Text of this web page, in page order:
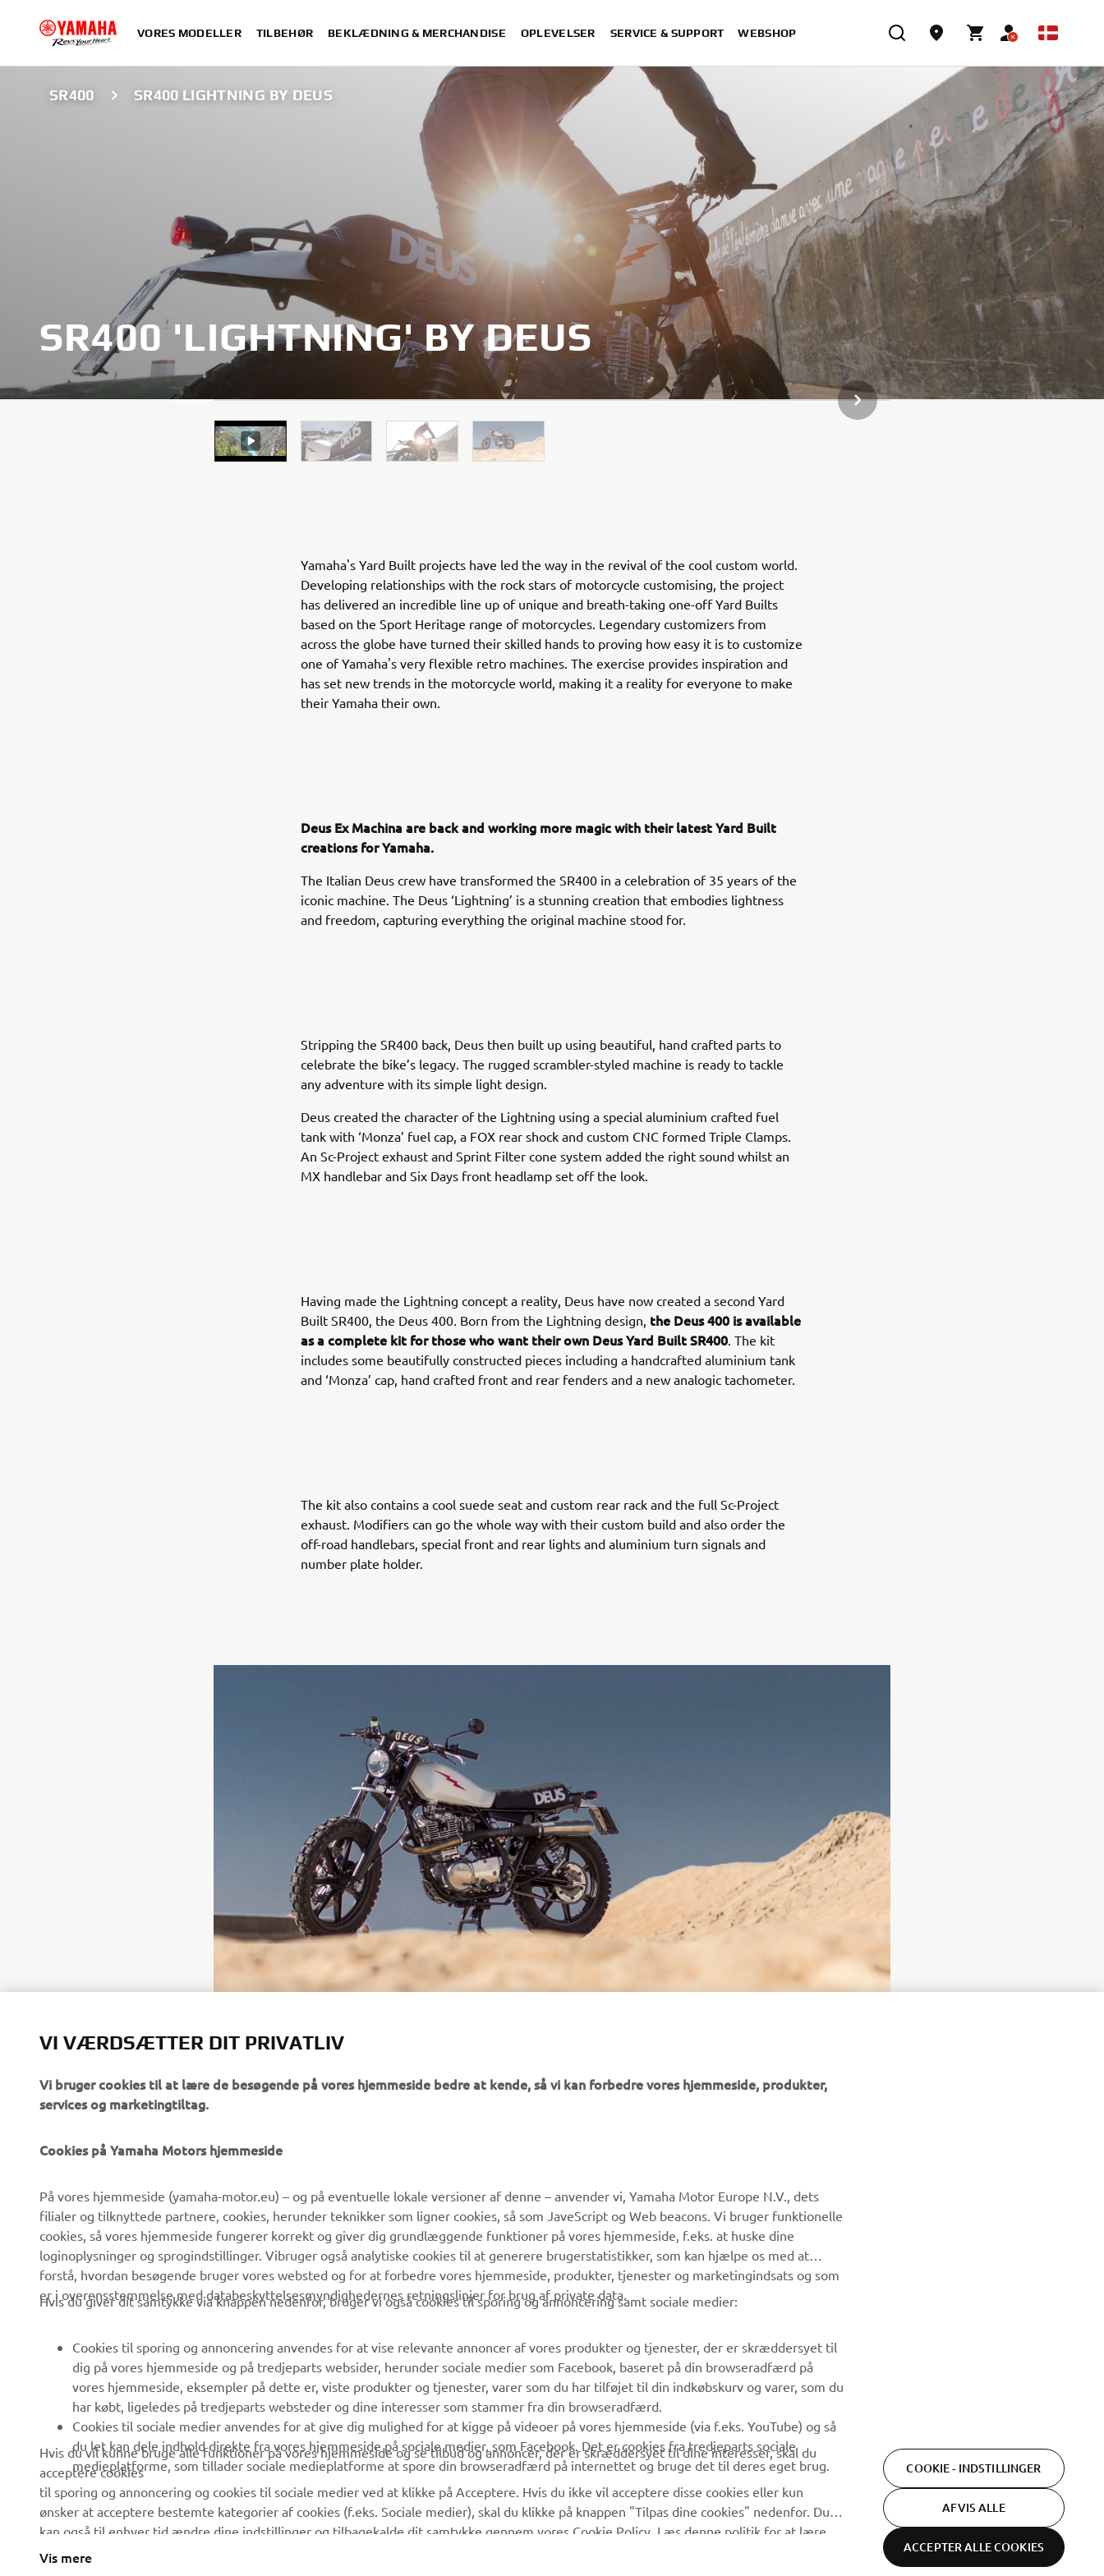
VORES MODELLER TILBEHØR BEKLÆDNING & MERCHANDISE OPLEVELSER SERVICE & SUPPORT WEBSHOP
SR400 SR400 LIGHTNING BY DEUS
SR400 'LIGHTNING' BY DEUS
NÆSTE GALLERI ELEMENT
Yamaha's Yard Built projects have led the way in the revival of the cool custom world.
Developing relationships with the rock stars of motorcycle customising, the project
has delivered an incredible line up of unique and breath-taking one-off Yard Builts
based on the Sport Heritage range of motorcycles. Legendary customizers from
across the globe have turned their skilled hands to proving how easy it is to customize
one of Yamaha's very flexible retro machines. The exercise provides inspiration and
has set new trends in the motorcycle world, making it a reality for everyone to make
their Yamaha their own.
Deus Ex Machina are back and working more magic with their latest Yard Built
creations for Yamaha.
The Italian Deus crew have transformed the SR400 in a celebration of 35 years of the
iconic machine. The Deus ‘Lightning’ is a stunning creation that embodies lightness
and freedom, capturing everything the original machine stood for.
Stripping the SR400 back, Deus then built up using beautiful, hand crafted parts to
celebrate the bike’s legacy. The rugged scrambler-styled machine is ready to tackle
any adventure with its simple light design.
Deus created the character of the Lightning using a special aluminium crafted fuel
tank with ‘Monza’ fuel cap, a FOX rear shock and custom CNC formed Triple Clamps.
An Sc-Project exhaust and Sprint Filter cone system added the right sound whilst an
MX handlebar and Six Days front headlamp set off the look.
Having made the Lightning concept a reality, Deus have now created a second Yard
Built SR400, the Deus 400. Born from the Lightning design, the Deus 400 is available
as a complete kit for those who want their own Deus Yard Built SR400. The kit
includes some beautifully constructed pieces including a handcrafted aluminium tank
and ‘Monza’ cap, hand crafted front and rear fenders and a new analogic tachometer.
The kit also contains a cool suede seat and custom rear rack and the full Sc-Project
exhaust. Modifiers can go the whole way with their custom build and also order the
off-road handlebars, special front and rear lights and aluminium turn signals and
number plate holder.
Om os
Nyheder
Begivenheder
Presse
Arbejde hos Yamaha
Bliv forhandler
Menneskerettighedspolitik
Politik for bæredygtighed
Whistleblower-kanal
eBike systemer
Myndigheder
Golfbaner
Redningstjensten
Robotics
Partnerskaber
Teknisk information til
uafhængige forhandlere
Yamalube Safety Data
Sheets
MyYamaha
Yamaha Music
Yamaha Racing
Yamaha Motor Global
Kundeservice
Reservedelskatalog
Yamaha-forhandler
Håndtering af
Vær den første til at få besked om de seneste tilbud, særlige
arrangementer, nye udgivelser og meget mere.
Denmark (Danish) Databeskyttelseserklæring
Vilkår og
betingelser
VI VÆRDSÆTTER DIT PRIVATLIV
Vi bruger cookies til at lære de besøgende på vores hjemmeside bedre at kende, så vi kan forbedre vores hjemmeside, produkter,
services og marketingtiltag.
Cookies på Yamaha Motors hjemmeside
På vores hjemmeside (yamaha-motor.eu) – og på eventuelle lokale versioner af denne – anvender vi, Yamaha Motor Europe N.V., dets
filialer og tilknyttede partnere, cookies, herunder teknikker som ligner cookies, så som JaveScript og Web beacons. Vi bruger funktionelle
cookies, så vores hjemmeside fungerer korrekt og giver dig grundlæggende funktioner på vores hjemmeside, f.eks. at huske dine
loginoplysninger og sprogindstillinger. Vibruger også analytiske cookies til at generere brugerstatistikker, som kan hjælpe os med at
forstå, hvordan besøgende bruger vores websted og for at forbedre vores hjemmeside, produkter, tjenester og marketingindsats og som
er i overensstemmelse med databeskyttelsesmyndighedernes retningslinjer for brug af private data.
Hvis du giver dit samtykke via knappen nedenfor, bruger vi også cookies til sporing og annoncering samt sociale medier:
Cookies til sporing og annoncering anvendes for at vise relevante annoncer af vores produkter og tjenester, der er skræddersyet til
dig på vores hjemmeside og på tredjeparts websider, herunder sociale medier som Facebook, baseret på din browseradfærd på
vores hjemmeside, eksempler på dette er, viste produkter og tjenester, varer som du har tilføjet til din indkøbskurv og varer, som du
har købt, ligeledes på tredjeparts websteder og dine interesser som stammer fra din browseradfærd.
Cookies til sociale medier anvendes for at give dig mulighed for at kigge på videoer på vores hjemmeside (via f.eks. YouTube) og så
du let kan dele indhold direkte fra vores hjemmeside på sociale medier, som Facebook. Det er cookies fra tredjeparts sociale
medieplatforme, som tillader sociale medieplatforme at spore din browseradfærd på internettet og bruge det til deres eget brug.
Hvis du vil kunne bruge alle funktioner på vores hjemmeside og se tilbud og annoncer, der er skræddersyet til dine interesser, skal du
acceptere cookies
til sporing og annoncering og cookies til sociale medier ved at klikke på Acceptere. Hvis du ikke vil acceptere disse cookies eller kun
ønsker at acceptere bestemte kategorier af cookies (f.eks. Sociale medier), skal du klikke på knappen "Tilpas dine cookies" nedenfor. Du
kan også til enhver tid ændre dine indstillinger og tilbagekalde dit samtykke gennem vores Cookie Policy. Læs denne politik for at lære
mere om de cookies, vi bruger, og hvordan vi bruger dem. Hvis du vil kunne bruge alle funktioner på vores hjemmeside og se tilbud
Vis mere
COOKIE - INDSTILLINGER
AFVIS ALLE
ACCEPTER ALLE COOKIES